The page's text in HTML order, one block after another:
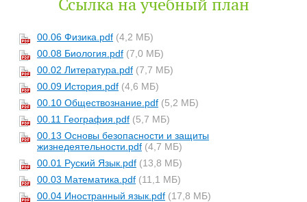
00.06 Физика.pdf (4,2 МБ)
00.08 Биология.pdf (7,0 МБ)
00.02 Литература.pdf (7,7 МБ)
00.09 История.pdf (4,6 МБ)
00.10 Обществознание.pdf (5,2 МБ)
00.11 География.pdf (5,7 МБ)
00.13 Основы безопасности и защиты
жизнедеятельности.pdf (4,7 МБ)
00.01 Руский Язык.pdf (13,8 МБ)
00.03 Математика.pdf (11,1 МБ)
00.04 Иностранный язык.pdf (17,8 МБ)